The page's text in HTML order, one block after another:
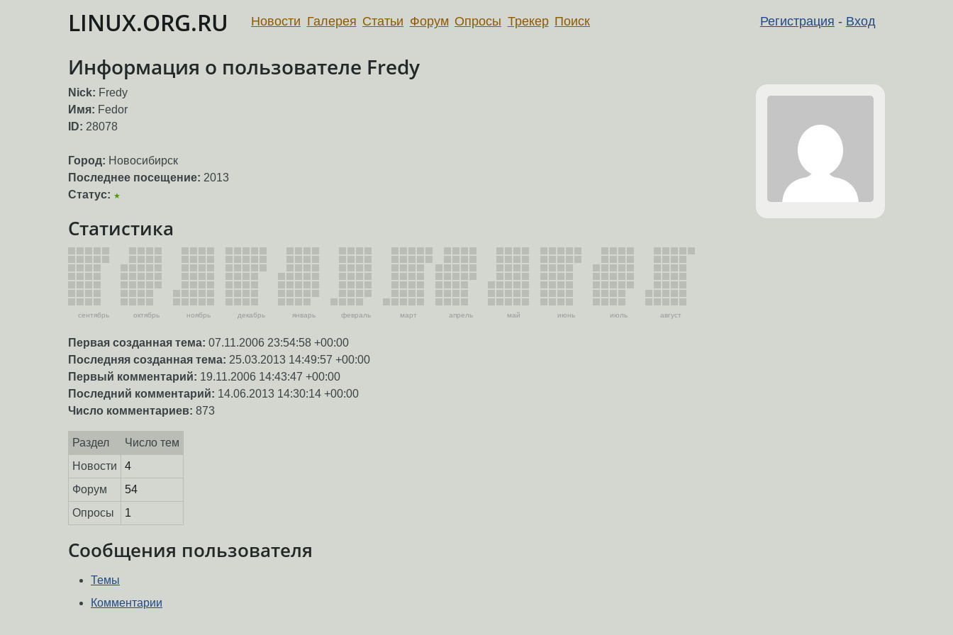
LINUX.ORG.RU Регистрация - Вход
Новости Галерея Статьи Форум Опросы Трекер Поиск
Информация о пользователе Fredy
Nick: Fredy
Имя: Fedor
ID: 28078
Город: Новосибирск
Последнее посещение: 2013
Статус: ★
Статистика
сентябрь октябрь ноябрь декабрь январь февраль март апрель май июнь июль август
Первая созданная тема: 07.11.2006 23:54:58 +00:00
Последняя созданная тема: 25.03.2013 14:49:57 +00:00
Первый комментарий: 19.11.2006 14:43:47 +00:00
Последний комментарий: 14.06.2013 14:30:14 +00:00
Число комментариев: 873
Раздел
Число тем
Новости
4
Форум
54
Опросы
1
Сообщения пользователя
Темы
Комментарии